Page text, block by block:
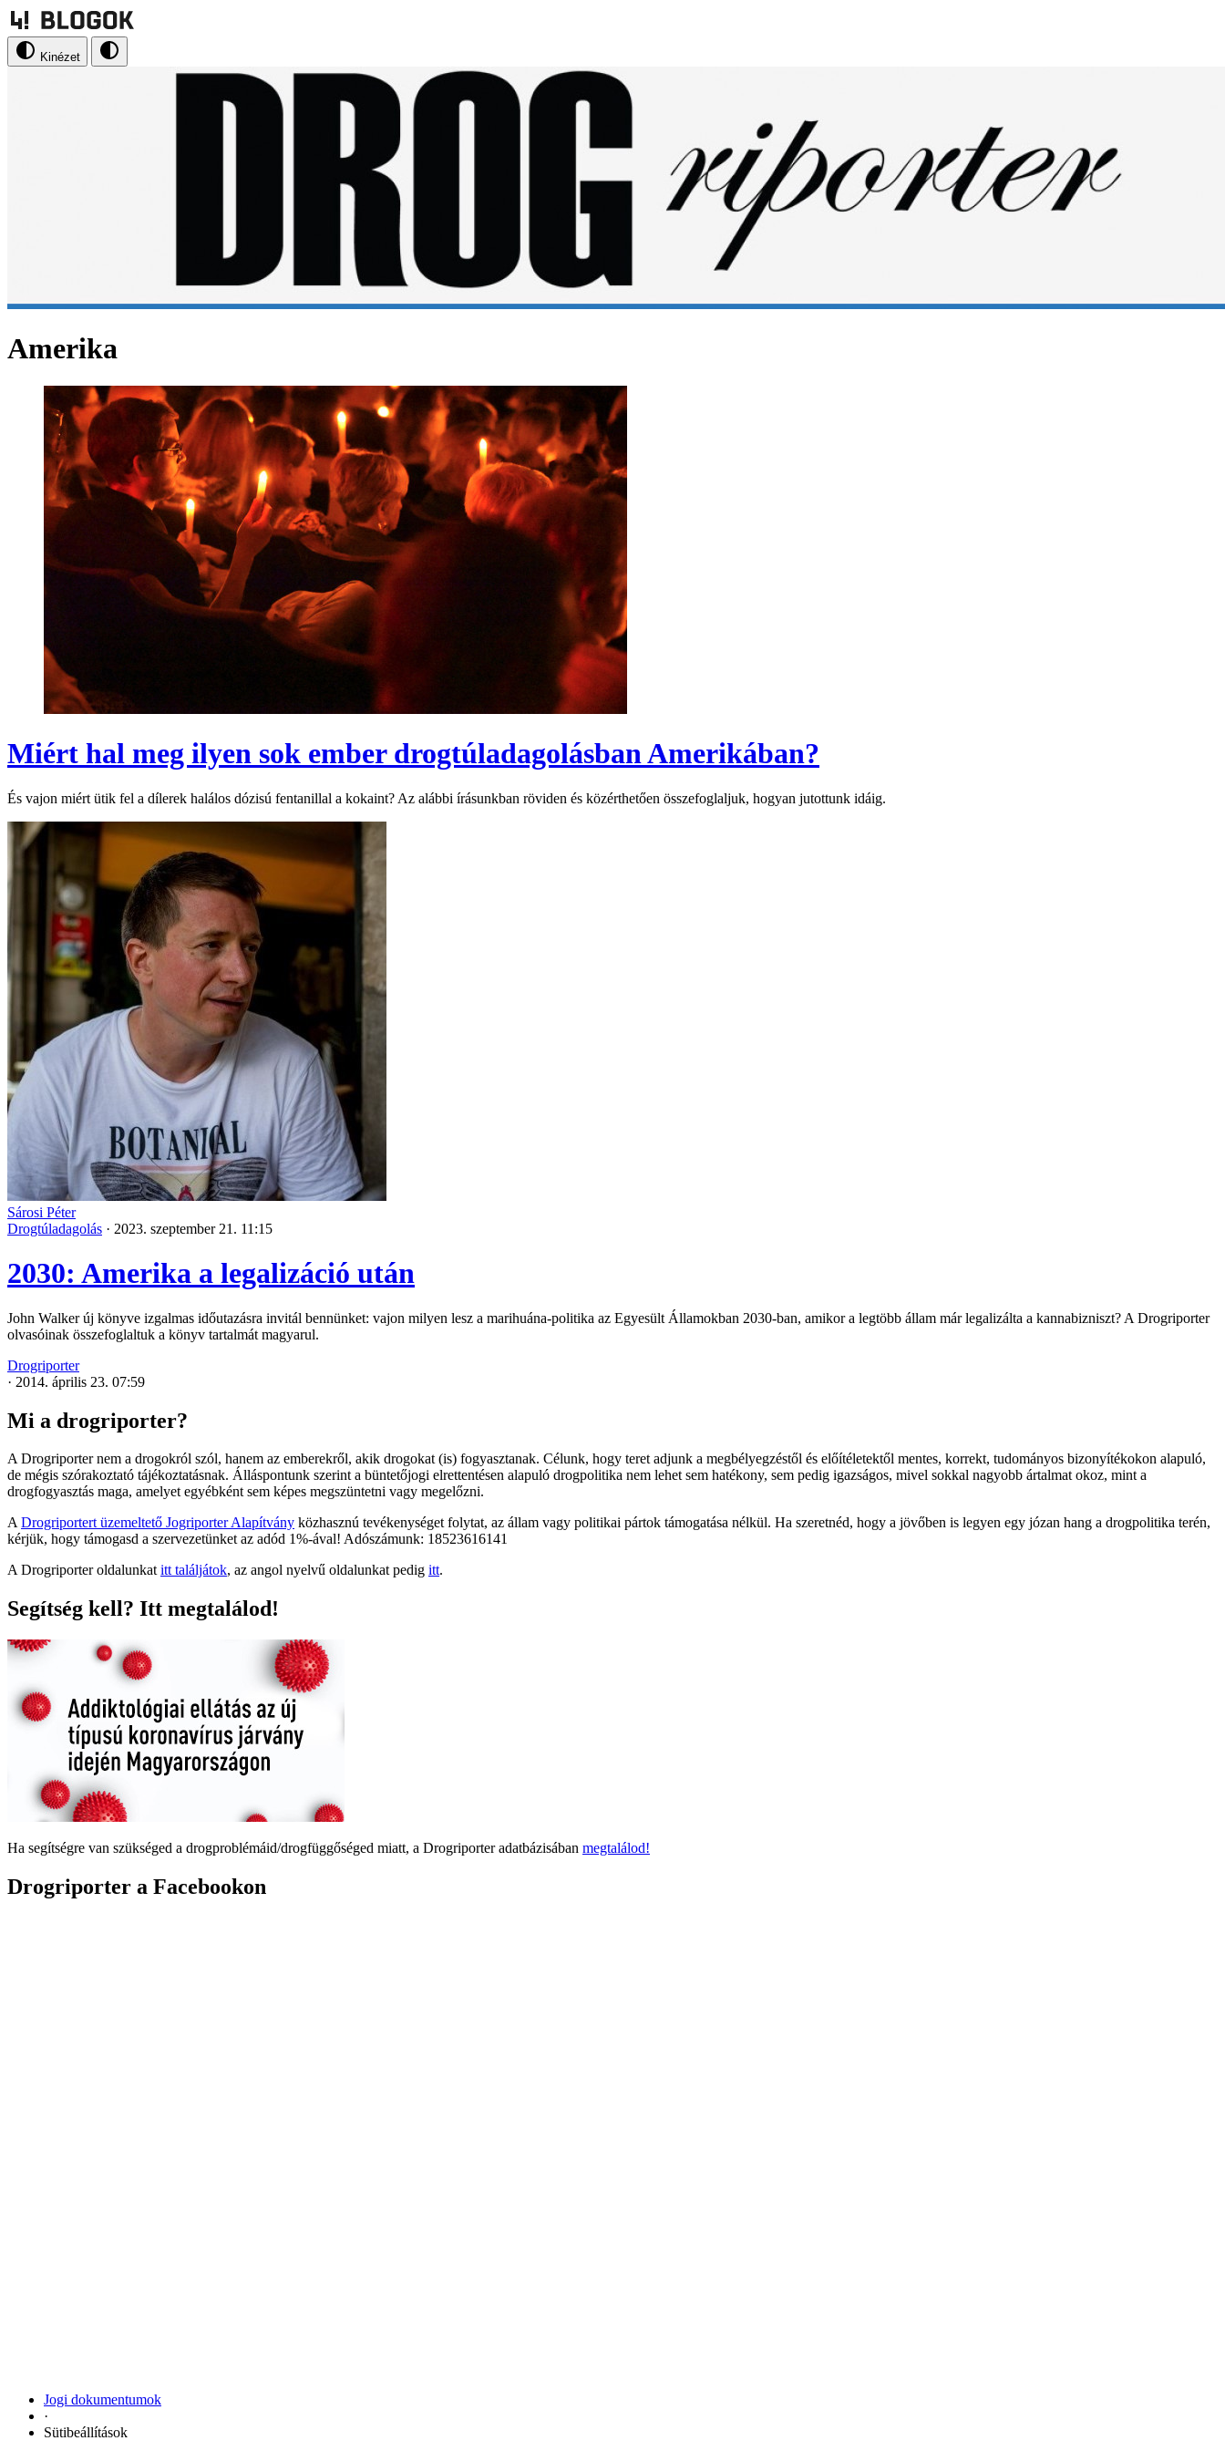
Kinézet
Amerika
Miért hal meg ilyen sok ember drogtúladagolásban Amerikában?
És vajon miért ütik fel a dílerek halálos dózisú fentanillal a kokaint? Az alábbi írásunkban röviden és közérthetően összefoglaljuk, hogyan jutottunk idáig.
Sárosi Péter
Drogtúladagolás · 2023. szeptember 21. 11:15
2030: Amerika a legalizáció után
John Walker új könyve izgalmas időutazásra invitál bennünket: vajon milyen lesz a marihuána-politika az Egyesült Államokban 2030-ban, amikor a legtöbb állam már legalizálta a kannabizniszt? A Drogriporter
olvasóinak összefoglaltuk a könyv tartalmát magyarul.
Drogriporter
· 2014. április 23. 07:59
Mi a drogriporter?
A Drogriporter nem a drogokról szól, hanem az emberekről, akik drogokat (is) fogyasztanak. Célunk, hogy teret adjunk a megbélyegzéstől és előítéletektől mentes, korrekt, tudományos bizonyítékokon alapuló,
de mégis szórakoztató tájékoztatásnak. Álláspontunk szerint a büntetőjogi elrettentésen alapuló drogpolitika nem lehet sem hatékony, sem pedig igazságos, mivel sokkal nagyobb ártalmat okoz, mint a
drogfogyasztás maga, amelyet egyébként sem képes megszüntetni vagy megelőzni.
ADrogriportert üzemeltető Jogriporter Alapítvány közhasznú tevékenységet folytat, az állam vagy politikai pártok támogatása nélkül. Ha szeretnéd, hogy a jövőben is legyen egy józan hang a drogpolitika terén,
kérjük, hogy támogasd a szervezetünket az adód 1%-ával! Adószámunk: 18523616141
A Drogriporter oldalunkatitt találjátok, az angol nyelvű oldalunkat pedig itt.
Segítség kell? Itt megtalálod!
Ha segítségre van szükséged a drogproblémáid/drogfüggőséged miatt, a Drogriporter adatbázisában megtalálod!
Drogriporter a Facebookon
Jogi dokumentumok
·
Sütibeállítások